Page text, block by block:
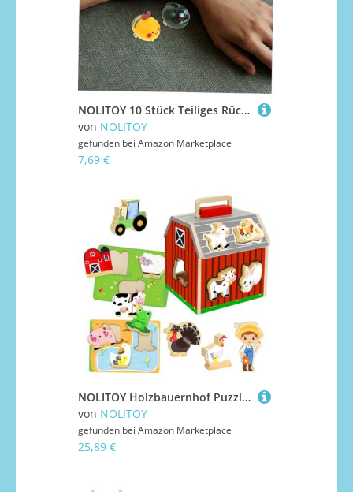
NOLITOY 10 Stück Teiliges Rückzugauto Reibungsbetriebenes Junge Mädchen Lustige Mini Tiermotivik Batterien Fördert Kognitive Fähigkeiten und Gehirnentwicklung für Kleinkinder Ab Jahr
von NOLITOY
gefunden bei Amazon Marketplace
7,69 €
NOLITOY Holzbauernhof Puzzle aus Nachhaltigem Holz Kognitives Lernspielzeug für Kleinkinder Fördert Räumliches Denken Farberkennung und Problemlösungsfähigkeiten für Vorschule und
von NOLITOY
gefunden bei Amazon Marketplace
25,89 €